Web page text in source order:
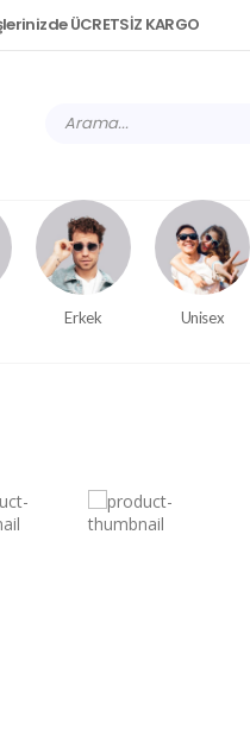
ÜCRETSİZ KARGO
Erkek Unisex